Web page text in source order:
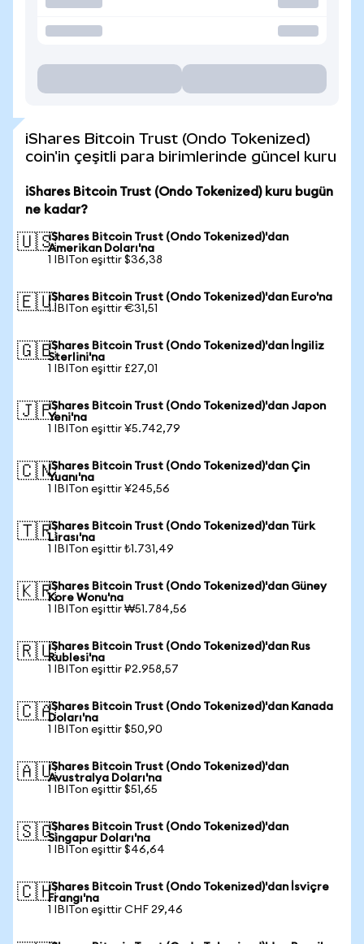
iShares Bitcoin Trust (Ondo Tokenized)
coin'in çeşitli para birimlerinde güncel kuru
iShares Bitcoin Trust (Ondo Tokenized) kuru bugün
ne kadar?
🇺🇸iShares Bitcoin Trust (Ondo Tokenized)'dan
Amerikan Doları'na
1 IBITon eşittir $36,38
🇪🇺iShares Bitcoin Trust (Ondo Tokenized)'dan Euro'na
1 IBITon eşittir €31,51
🇬🇧iShares Bitcoin Trust (Ondo Tokenized)'dan İngiliz
Sterlini'na
1 IBITon eşittir £27,01
🇯🇵iShares Bitcoin Trust (Ondo Tokenized)'dan Japon
Yeni'na
1 IBITon eşittir ¥5.742,79
🇨🇳iShares Bitcoin Trust (Ondo Tokenized)'dan Çin
Yuanı'na
1 IBITon eşittir ¥245,56
🇹🇷iShares Bitcoin Trust (Ondo Tokenized)'dan Türk
Lirası'na
1 IBITon eşittir ₺1.731,49
🇰🇷iShares Bitcoin Trust (Ondo Tokenized)'dan Güney
Kore Wonu'na
1 IBITon eşittir ₩51.784,56
🇷🇺iShares Bitcoin Trust (Ondo Tokenized)'dan Rus
Rublesi'na
1 IBITon eşittir ₽2.958,57
🇨🇦iShares Bitcoin Trust (Ondo Tokenized)'dan Kanada
Doları'na
1 IBITon eşittir $50,90
🇦🇺iShares Bitcoin Trust (Ondo Tokenized)'dan
Avustralya Doları'na
1 IBITon eşittir $51,65
🇸🇬iShares Bitcoin Trust (Ondo Tokenized)'dan
Singapur Doları'na
1 IBITon eşittir $46,64
🇨🇭iShares Bitcoin Trust (Ondo Tokenized)'dan İsviçre
Frangı'na
1 IBITon eşittir CHF 29,46